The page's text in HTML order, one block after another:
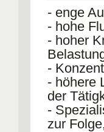
- enge
- hohe
- hoher
-
- höhere
der
-
zur